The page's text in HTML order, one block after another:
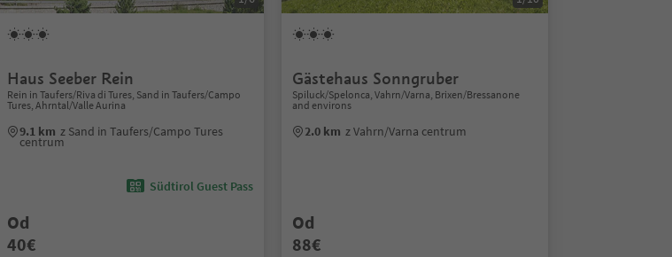
Haus Seeber Rein
Rein in Taufers/Riva di Tures, Sand in Taufers/Campo
Tures, Ahrntal/Valle Aurina
9.1 km z Sand in Taufers/Campo Tures
centrum
Südtirol Guest Pass
Od
40€
Gästehaus Sonngruber
Spiluck/Spelonca, Vahrn/Varna, Brixen/Bressanone
and environs
2.0 km z Vahrn/Varna centrum
Od
88€